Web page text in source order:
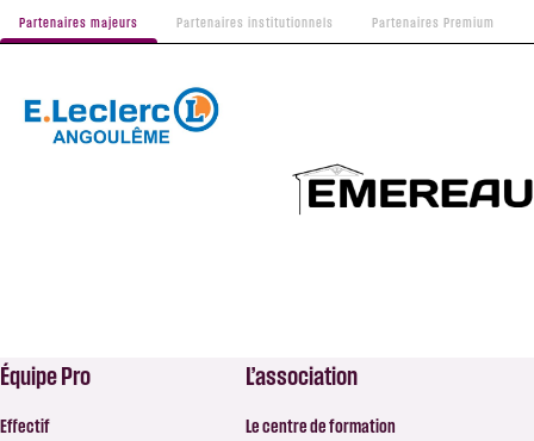
Partenaires majeurs Partenaires institutionnels Partenaires Premium
Équipe Pro
Effectif
L’association
Le centre de formation